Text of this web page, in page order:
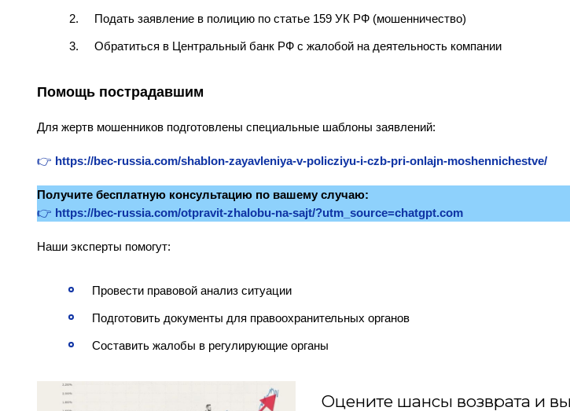
Подать заявление в полицию по статье 159 УК РФ (мошенничество)
Обратиться в Центральный банк РФ с жалобой на деятельность компании
Помощь пострадавшим
Для жертв мошенников подготовлены специальные шаблоны заявлений:
👉 https://bec-russia.com/shablon-zayavleniya-v-policziyu-i-czb-pri-onlajn-moshennichestve/
Получите бесплатную консультацию по вашему случаю:
👉 https://bec-russia.com/otpravit-zhalobu-na-sajt/?utm_source=chatgpt.com
Наши эксперты помогут:
Провести правовой анализ ситуации
Подготовить документы для правоохранительных органов
Составить жалобы в регулирующие органы
Оцените шансы возврата и